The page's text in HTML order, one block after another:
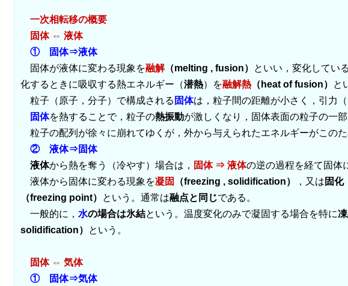
一次相転移の概要
固体 ⇔ 液体
① 固体⇒液体
固体が液体に変わる現象を融解（melting , fusion） といい，変化してい
化するときに吸収する熱エネルギー（潜熱）を融解熱 （heat of fusion） と
粒子（原子，分子）で構成される 固体は，粒子間の距離が小さく，引力
固体を熱することで，粒子の熱振動が激しくなり，固体表面の粒子の一
粒子の配列が徐々に崩れてゆくが，外から与えられたエネルギーがこのた
② 液体⇒固体
液体から熱を奪う（冷やす）場合は， 固体 ⇒ 液体の逆の過程を経て固体
液体から固体に変わる現象を凝固 （freezing , solidification） ，又は 固化
（freezing point）
という。通常は融点と同じである。
一般的に， 水の場合は氷結という。温度変化のみで凝固する場合を特に
solidification）
という。
固体 ⇔ 気体
① 固体⇒気体